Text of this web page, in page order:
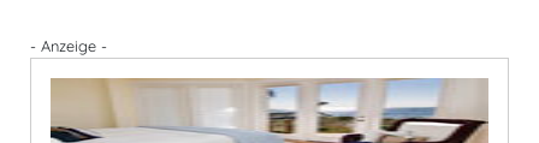
- Anzeige -